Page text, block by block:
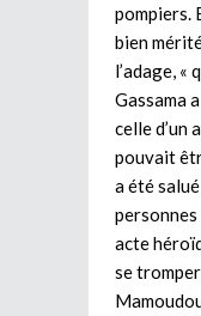
pompiers.
bien
l’adage, «
Gassama
celle d’un
pouvait
a été
acte
se